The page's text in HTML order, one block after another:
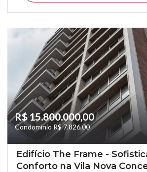
R$ 15.800.000,00
Condomínio R$ 7.826,00
Edifício The Frame -
Conforto na Vila Nova